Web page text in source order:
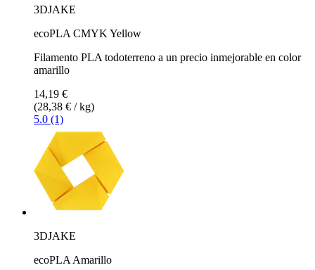
3DJAKE
ecoPLA CMYK Yellow
Filamento PLA todoterreno a un precio inmejorable en color
amarillo
14,19 €
(28,38 € / kg)
5.0 (1)
3DJAKE
ecoPLA Amarillo